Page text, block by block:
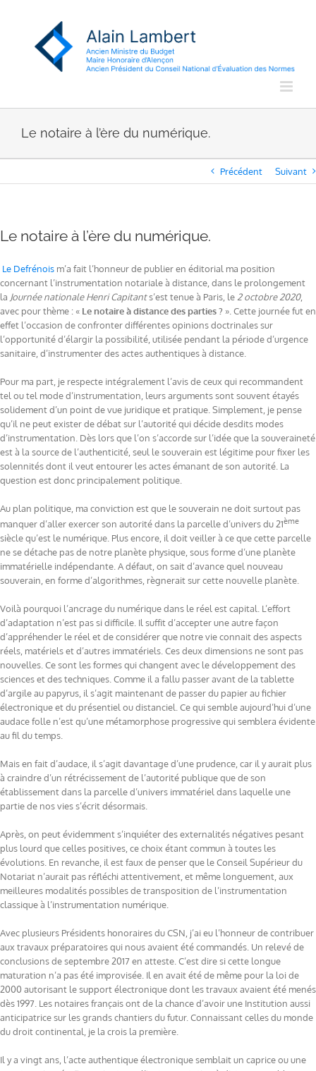
Le notaire à l’ère du numérique.
Précédent Suivant
Le notaire à l’ère du numérique.
Le Defrénois m’a fait l’honneur de publier en éditorial ma position
concernant l’instrumentation notariale à distance, dans le prolongement
la Journée nationale Henri Capitants’est tenue à Paris, le 2 octobre 2020,
avec pour thème : « Le notaire à distance des parties ? ». Cette journée fut en
effet l’occasion de confronter différentes opinions doctrinales sur
l’opportunité d’élargir la possibilité, utilisée pendant la période d’urgence
sanitaire, d’instrumenter des actes authentiques à distance.
Pour ma part, je respecte intégralement l’avis de ceux qui recommandent
tel ou tel mode d’instrumentation, leurs arguments sont souvent étayés
solidement d’un point de vue juridique et pratique. Simplement, je pense
qu’il ne peut exister de débat sur l’autorité qui décide desdits modes
d’instrumentation. Dès lors que l’on s’accorde sur l’idée que la souveraineté
est à la source de l’authenticité, seul le souverain est légitime pour fixer les
solennités dont il veut entourer les actes émanant de son autorité. La
question est donc principalement politique.
Au plan politique, ma conviction est que le souverain ne doit surtout pas
manquer d’aller exercer son autorité dans la parcelle d’univers du 21ème
siècle qu’est le numérique. Plus encore, il doit veiller à ce que cette parcelle
ne se détache pas de notre planète physique, sous forme d’une planète
immatérielle indépendante. A défaut, on sait d’avance quel nouveau
souverain, en forme d’algorithmes, règnerait sur cette nouvelle planète.
Voilà pourquoi l’ancrage du numérique dans le réel est capital. L’effort
d’adaptation n’est pas si difficile. Il suffit d’accepter une autre façon
d’appréhender le réel et de considérer que notre vie connait des aspects
réels, matériels et d’autres immatériels. Ces deux dimensions ne sont pas
nouvelles. Ce sont les formes qui changent avec le développement des
sciences et des techniques. Comme il a fallu passer avant de la tablette
d’argile au papyrus, il s’agit maintenant de passer du papier au fichier
électronique et du présentiel ou distanciel. Ce qui semble aujourd’hui d’une
audace folle n’est qu’une métamorphose progressive qui semblera évidente
au fil du temps.
Mais en fait d’audace, il s’agit davantage d’une prudence, car il y aurait plus
à craindre d’un rétrécissement de l’autorité publique que de son
établissement dans la parcelle d’univers immatériel dans laquelle une
partie de nos vies s’écrit désormais.
Après, on peut évidemment s’inquiéter des externalités négatives pesant
plus lourd que celles positives, ce choix étant commun à toutes les
évolutions. En revanche, il est faux de penser que le Conseil Supérieur du
Notariat n’aurait pas réfléchi attentivement, et même longuement, aux
meilleures modalités possibles de transposition de l’instrumentation
classique à l’instrumentation numérique.
Avec plusieurs Présidents honoraires du CSN, j’ai eu l’honneur de contribuer
aux travaux préparatoires qui nous avaient été commandés. Un relevé de
conclusions de septembre 2017 en atteste. C’est dire si cette longue
maturation n’a pas été improvisée. Il en avait été de même pour la loi de
2000 autorisant le support électronique dont les travaux avaient été menés
dès 1997. Les notaires français ont de la chance d’avoir une Institution aussi
anticipatrice sur les grands chantiers du futur. Connaissant celles du monde
du droit continental, je la crois la première.
Il y a vingt ans, l’acte authentique électronique semblait un caprice ou une